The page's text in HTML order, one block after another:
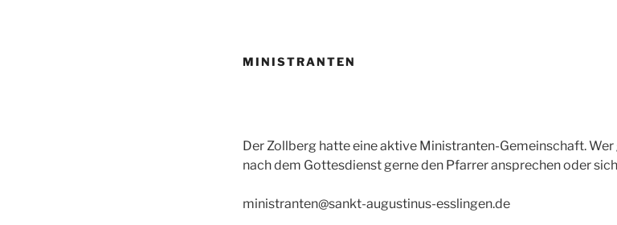
MINISTRANTEN
Der Zollberg hatte eine aktive Ministranten-Gemeinschaft.
nach dem Gottesdienst gerne den Pfarrer ansprechen oder
ministranten@sankt-augustinus-esslingen.de